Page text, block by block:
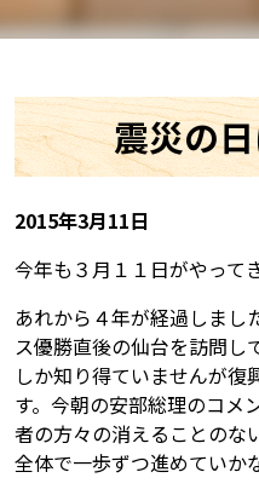
震災の
2015年3月11日
今年も３月１１日がやって
あれから４年が経過しまし
ス優勝直後の仙台を訪問し
しか知り得ていませんが復
す。今朝の安部総理のコメ
者の方々の消えることのな
全体で一歩ずつ進めていか